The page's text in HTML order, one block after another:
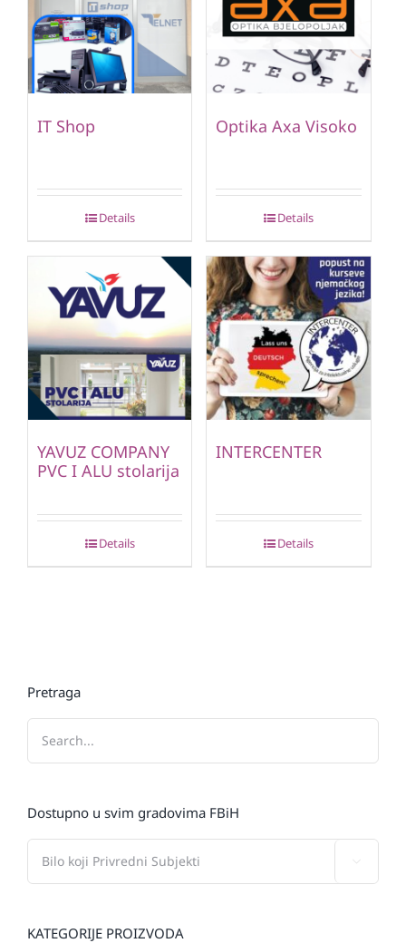
IT Shop
Details
Optika Axa Visoko
Details
YAVUZ COMPANY
PVC I ALU stolarija
Details
INTERCENTER
Details
Pretraga
Dostupno u svim gradovima FBiH
KATEGORIJE PROIZVODA